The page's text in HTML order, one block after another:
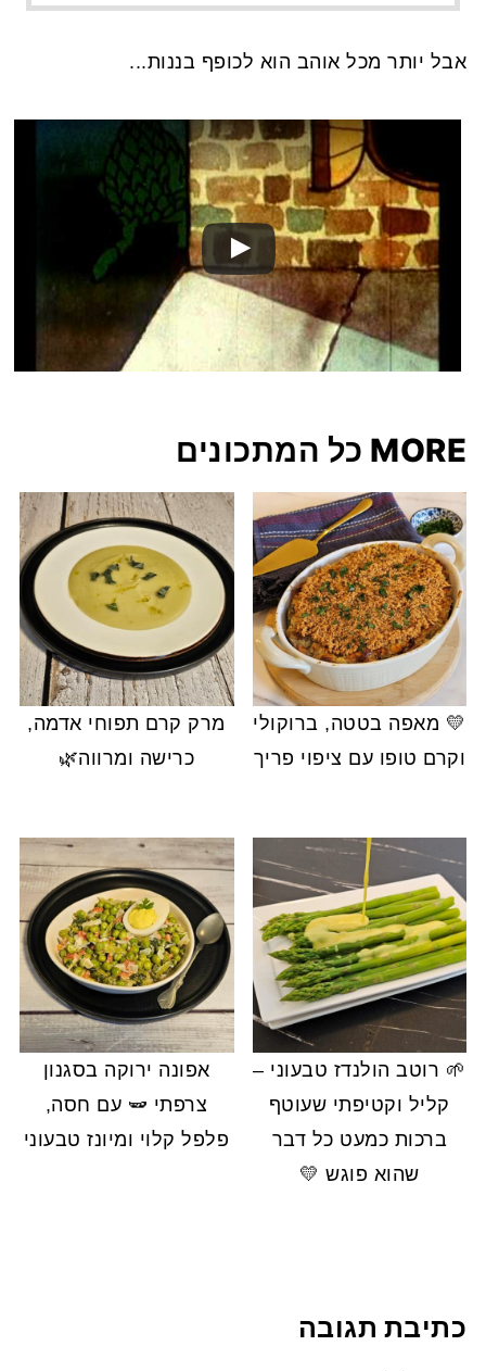
אבל יותר מכל אוהב הוא לכופף בננות...
MORE כל המתכונים
💛 מאפה בטטה, ברוקולי
וקרם טופו עם ציפוי פריך
מרק קרם תפוחי אדמה,
כרישה ומרווה🌿
🌱 רוטב הולנדז טבעוני –
קליל וקטיפתי שעוטף
ברכות כמעט כל דבר
שהוא פוגש 💛
אפונה ירוקה בסגנון
צרפתי 🫛 עם חסה,
פלפל קלוי ומיונז טבעוני
כתיבת תגובה